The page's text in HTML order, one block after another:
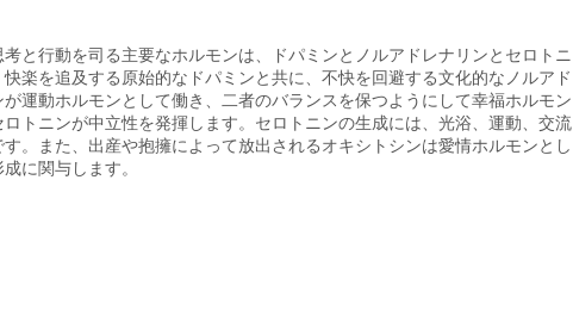
考と行動を司る主要なホルモンは、ドパミンとノルアドレナリンとセロトニ
快楽を追及する原始的なドパミンと共に
不快を回避する文化的なノルアド
が運動ホルモンとして働き、二者のバランスを保つようにして幸福ホルモン
ロトニンが中立性を発揮します。セロトニンの生成には、光浴、運動、 交流
。
​また、出産や抱擁によって放出されるオキシトシンは愛情ホルモンとし
に関与します。​